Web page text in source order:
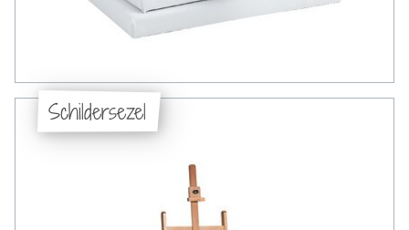
Schildersezel